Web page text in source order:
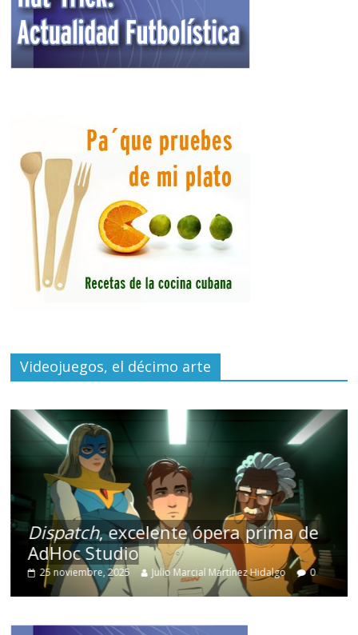
Videojuegos, el décimo arte
Dispatch, excelente ópera prima de
AdHoc Studio
25 noviembre, 2025 Julio Marcial Martínez Hidalgo 0